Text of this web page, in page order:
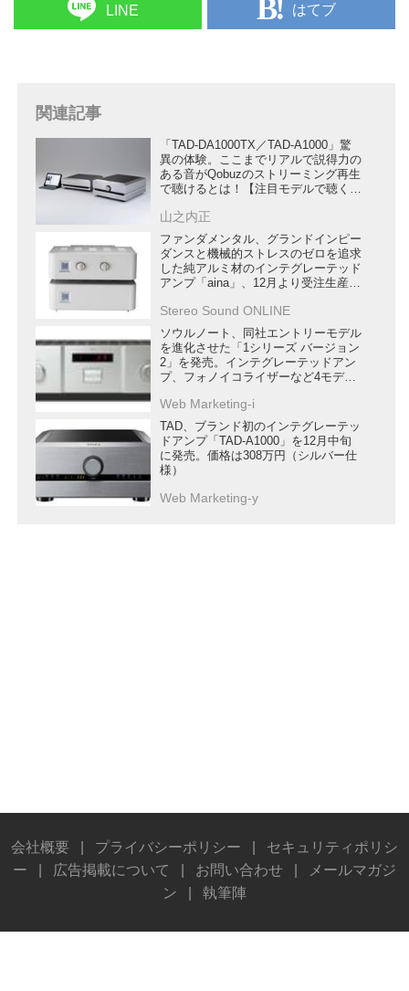
LINE はてブ
関連記事
「TAD-DA1000TX／TAD-A1000」驚
異の体験。ここまでリアルで説得力の
ある音がQobuzのストリーミング再生
で聴けるとは！【注目モデルで聴く
山之内正
ファンダメンタル、グランドインピー
ダンスと機械的ストレスのゼロを追求
した純アルミ材のインテグレーテッド
アンプ「aina」、12月より受注生産開
Stereo Sound ONLINE
ソウルノート、同社エントリーモデル
を進化させた「1シリーズ バージョン
2」を発売。インテグレーテッドアン
プ、フォノイコライザーなど4モデル
Web Marketing-i
TAD、ブランド初のインテグレーテッ
ドアンプ「TAD-A1000」を12月中旬
に発売。価格は308万円（シルバー仕
様）
Web Marketing-y
会社概要 プライバシーポリシー
セキュリティポリシ
ー
広告掲載について お問い合わせ
メールマガジ
ン
執筆陣